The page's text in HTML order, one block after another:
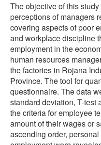
The objective of this
perceptions of managers
covering aspects of poor
and workplace discipline
employment in the
human resources
the factories in Rojana
Province. The tool for
questionnaire. The data
standard deviation, T-test
the criteria for employee
amount of their wages or
ascending order,